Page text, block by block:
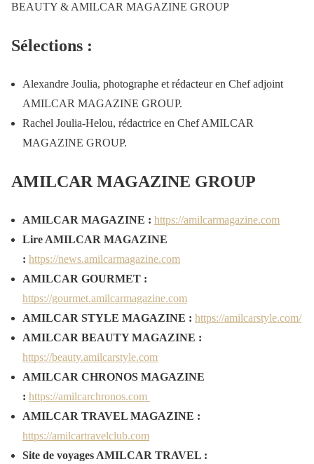
BEAUTY & AMILCAR MAGAZINE GROUP
Sélections :
Alexandre Joulia, photographe et rédacteur en Chef adjoint
AMILCAR MAGAZINE GROUP.
Rachel Joulia-Helou, rédactrice en Chef AMILCAR
MAGAZINE GROUP.
AMILCAR MAGAZINE GROUP
AMILCAR MAGAZINE : https://amilcarmagazine.com
Lire AMILCAR MAGAZINE
: https://news.amilcarmagazine.com
AMILCAR GOURMET :
https://gourmet.amilcarmagazine.com
AMILCAR STYLE MAGAZINE : https://amilcarstyle.com/
AMILCAR BEAUTY MAGAZINE :
https://beauty.amilcarstyle.com
AMILCAR CHRONOS MAGAZINE
: https://amilcarchronos.com
AMILCAR TRAVEL MAGAZINE :
https://amilcartravelclub.com
Site de voyages AMILCAR TRAVEL :